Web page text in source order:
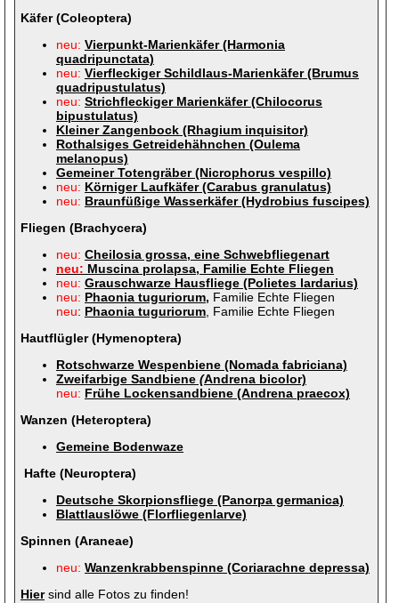
Käfer (Coleoptera)
neu: Vierpunkt-Marienkäfer (Harmonia
quadripunctata)
neu: Vierfleckiger Schildlaus-Marienkäfer (Brumus
quadripustulatus)
neu: Strichfleckiger Marienkäfer (Chilocorus
bipustulatus)
Kleiner Zangenbock (Rhagium inquisitor)
Rothalsiges Getreidehähnchen (Oulema
melanopus)
Gemeiner Totengräber (Nicrophorus vespillo)
neu: Körniger Laufkäfer (Carabus granulatus)
neu: Braunfüßige Wasserkäfer (Hydrobius fuscipes)
Fliegen (Brachycera)
neu: Cheilosia grossa, eine Schwebfliegenart
neu: Muscina prolapsa, Familie Echte Fliegen
neu: Grauschwarze Hausfliege (Polietes lardarius)
neu: Phaonia tuguriorum, Familie Echte Fliegen
neu: Phaonia tuguriorum , Familie Echte Fliegen
Hautflügler (Hymenoptera)
Rotschwarze Wespenbiene (Nomada fabriciana)
Zweifarbige Sandbiene (Andrena bicolor)
neu: Frühe Lockensandbiene (Andrena praecox)
Wanzen (Heteroptera)
Gemeine Bodenwaze
Hafte (Neuroptera)
Deutsche Skorpionsfliege (Panorpa germanica)
Blattlauslöwe (Florfliegenlarve)
Spinnen (Araneae)
neu: Wanzenkrabbenspinne (Coriarachne depressa)
Hiersind alle Fotos zu finden!